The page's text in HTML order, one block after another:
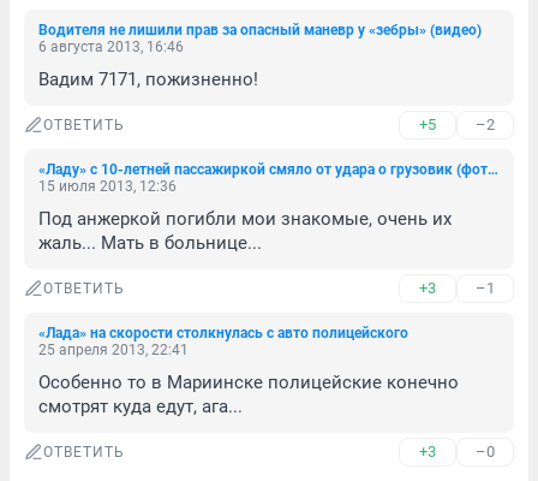
Водителя не лишили прав за опасный маневр у «зебры» (видео)
6 августа 2013, 16:46
Вадим 7171, пожизненно!
ОТВЕТИТЬ +5 –2
«Ладу» с 10-летней пассажиркой смяло от удара о грузовик (фото)
15 июля 2013, 12:36
Под анжеркой погибли мои знакомые, очень их
жаль... Мать в больнице...
ОТВЕТИТЬ +3 –1
«Лада» на скорости столкнулась с авто полицейского
25 апреля 2013, 22:41
Особенно то в Мариинске полицейские конечно
смотрят куда едут, ага...
ОТВЕТИТЬ +3 –0